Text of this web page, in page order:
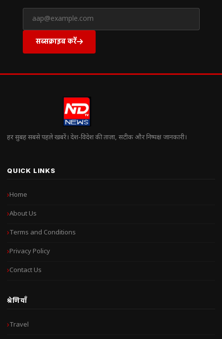
सब्सक्राइब करें
हर सुबह सबसे पहले खबरें। देश-विदेश की ताज़ा, सटीक और निष्पक्ष जानकारी।
QUICK LINKS
Home
About Us
Terms and Conditions
Privacy Policy
Contact Us
श्रेणियाँ
Travel